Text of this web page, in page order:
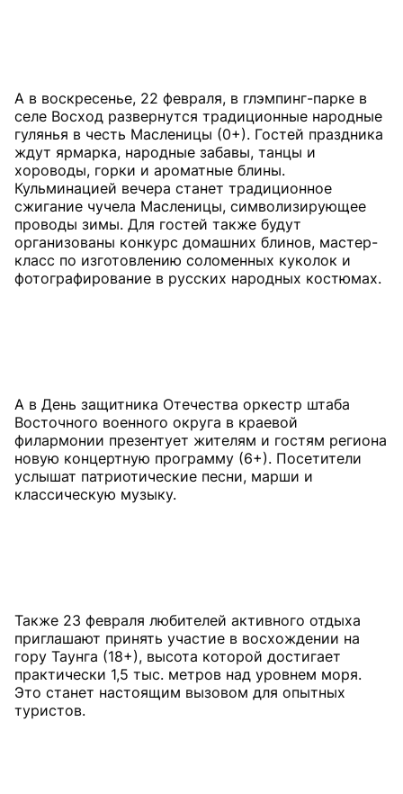
А в воскресенье, 22 февраля, в глэмпинг-парке в
селе Восход развернутся традиционные народные
гулянья в честь Масленицы (0+). Гостей праздника
ждут ярмарка, народные забавы, танцы и
хороводы, горки и ароматные блины.
Кульминацией вечера станет традиционное
сжигание чучела Масленицы, символизирующее
проводы зимы. Для гостей также будут
организованы конкурс домашних блинов, мастер-
класс по изготовлению соломенных куколок и
А в День защитника Отечества оркестр штаба
Восточного военного округа в краевой
филармонии презентует жителям и гостям региона
новую концертную программу (6+). Посетители
услышат патриотические песни, марши и
Также 23 февраля любителей активного отдыха
приглашают принять участие в восхождении на
гору Таунга (18+), высота которой достигает
практически 1,5 тыс. метров над уровнем моря.
Это станет настоящим вызовом для опытных